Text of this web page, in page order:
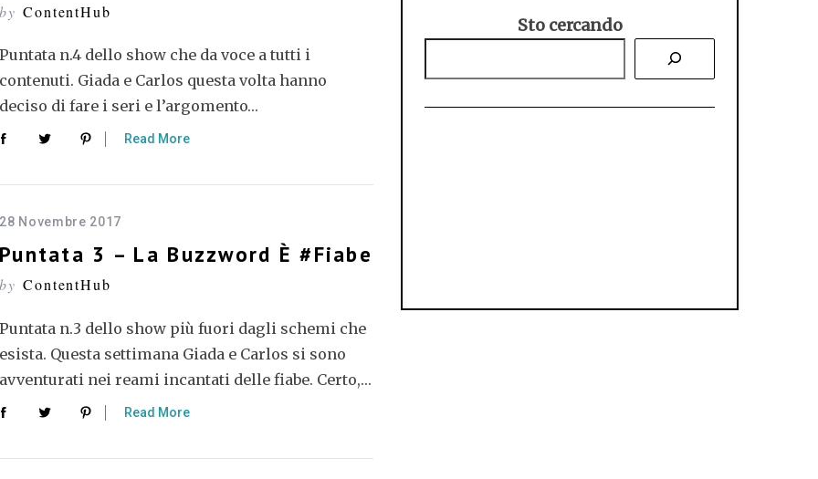
by ContentHub
Puntata n.4 dello show che da voce a tutti i
contenuti. Giada e Carlos questa volta hanno
deciso di fare i seri e l’argomento…
Read More
28 Novembre 2017
Puntata 3 – La Buzzword È #fiabe
by ContentHub
Puntata n.3 dello show più fuori dagli schemi che
esista. Questa settimana Giada e Carlos si sono
avventurati nei reami incantati delle fiabe. Certo,…
Read More
Sto cercando